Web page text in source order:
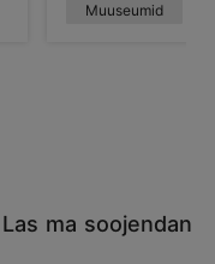
Muuseumid
ma soojendan